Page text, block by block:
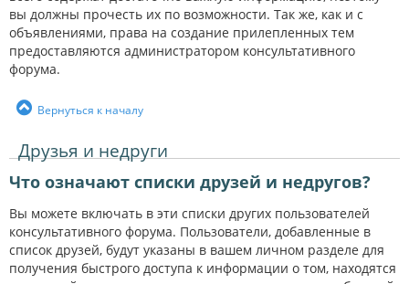
вы должны прочесть их по возможности. Так же, как и с
объявлениями, права на создание прилепленных тем
предоставляются администратором консультативного
форума.
Вернуться к началу
Друзья и недруги
Что означают списки друзей и недругов?
Вы можете включать в эти списки других пользователей
консультативного форума. Пользователи, добавленные в
список друзей, будут указаны в вашем личном разделе для
получения быстрого доступа к информации о том, находятся